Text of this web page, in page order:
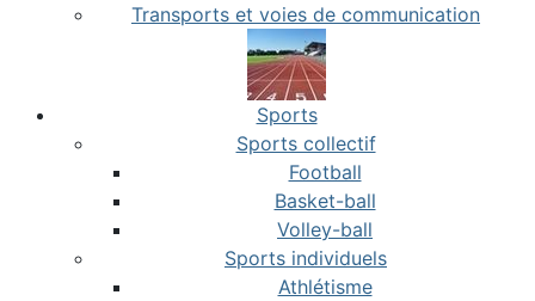
Transports et voies de communication
Sports
Sports collectif
Football
Basket-ball
Volley-ball
Sports individuels
Athlétisme